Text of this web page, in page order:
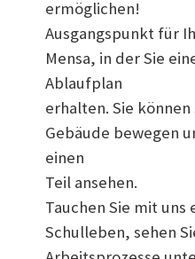
ermöglichen!
Ausgangspunkt für
Mensa, in der Sie
Ablaufplan
erhalten. Sie
Gebäude bewegen
einen
Teil ansehen.
Tauchen Sie mit uns
Schulleben, sehen